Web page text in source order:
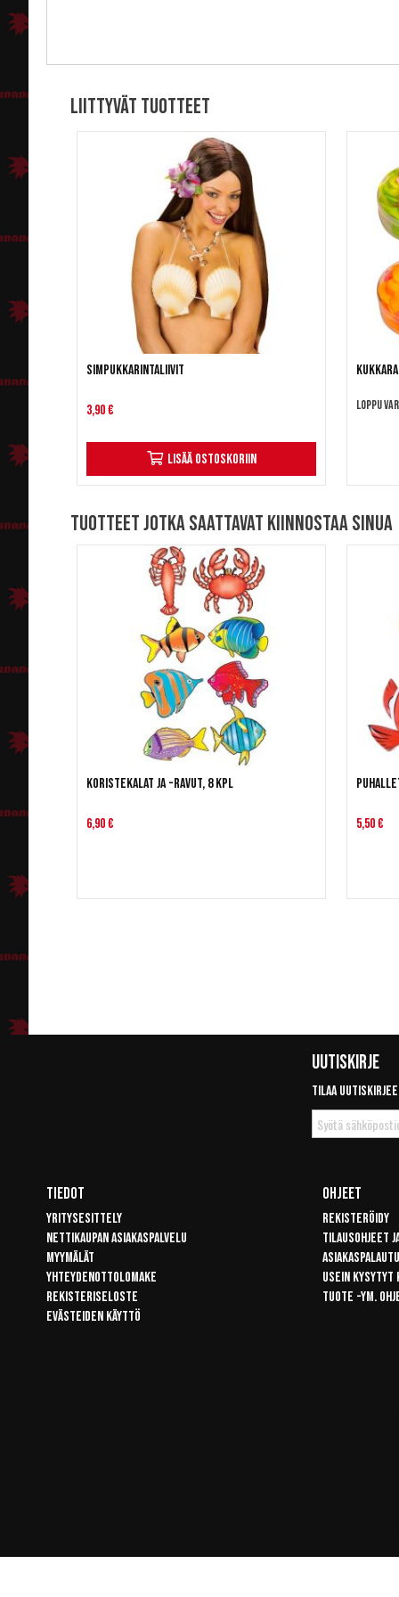
Liittyvät tuotteet
Simpukkarintaliivit
3,90 €
Lisää ostoskoriin
Loppu
Tuotteet jotka saattavat kiinnostaa sinua
Koristekalat ja -ravut, 8 kpl
6,90 € 5,50 €
Uutiskirje
Tilaa
Tilaa
uutiskirje
Tiedot
Yritysesittely
Nettikaupan asiakaspalvelu
Myymälät
Yhteydenottolomake
Rekisteriseloste
Evästeiden käyttö
Ohjeet
Rekisteröidy
Tilausohjeet
Usein kysytyt
Tuote -ym.